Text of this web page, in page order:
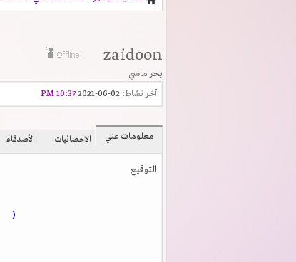
zaidoon
بحر ماسي
آخر نشاط:
10:37 PM
معلومات عني الاحصائيات الأصدقاء
التوقيع
(